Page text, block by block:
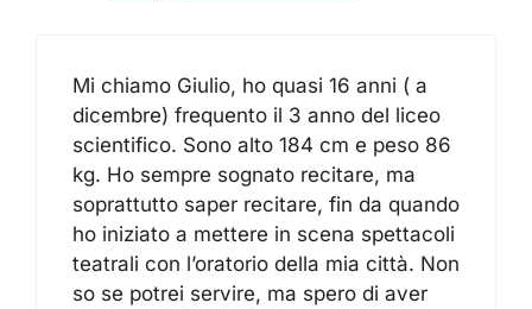
Mi chiamo Giulio, ho quasi 16 anni ( a
dicembre) frequento il 3 anno del liceo
scientifico. Sono alto 184 cm e peso 86
kg. Ho sempre sognato recitare, ma
soprattutto saper recitare, fin da quando
ho iniziato a mettere in scena spettacoli
teatrali con l’oratorio della mia città. Non
so se potrei servire, ma spero di aver